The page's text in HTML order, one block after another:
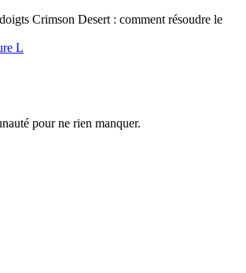
Crimson Desert : comment résoudre le
L
pour ne rien manquer.